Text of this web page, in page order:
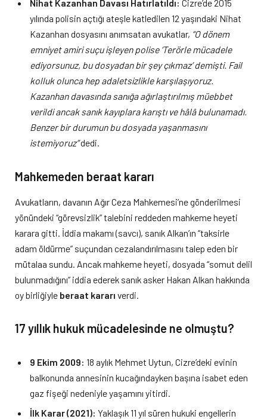
Nihat Kazanhan Davası Hatırlatıldı: Cizre’de 2015
yılında polisin açtığı ateşle katledilen 12 yaşındaki Nihat
Kazanhan dosyasını anımsatan avukatlar, “O dönem
emniyet amiri suçu işleyen polise ‘Terörle mücadele
ediyorsunuz, bu dosyadan bir şey çıkmaz’ demişti. Fail
kolluk olunca hep adaletsizlikle karşılaşıyoruz.
Kazanhan davasında sanığa ağırlaştırılmış müebbet
verildi ancak sanık kayıplara karıştı ve hâlâ bulunamadı.
Benzer bir durumun bu dosyada yaşanmasını
istemiyoruz”dedi.
Mahkemeden beraat kararı
Avukatların, davanın Ağır Ceza Mahkemesi’ne gönderilmesi
yönündeki “görevsizlik” talebini reddeden mahkeme heyeti
karara gitti. İddia makamı (savcı), sanık Alkan’ın “taksirle
adam öldürme” suçundan cezalandırılmasını talep eden bir
mütalaa sundu. Ancak mahkeme heyeti, dosyada “somut delil
bulunmadığını” iddia ederek sanık asker Hakan Alkan hakkında
oy birliğiyle beraat kararı verdi.
17 yıllık hukuk mücadelesinde ne olmuştu?
9 Ekim 2009: 18 aylık Mehmet Uytun, Cizre’deki evinin
balkonunda annesinin kucağındayken başına isabet eden
gaz fişeği nedeniyle yaşamını yitirdi.
İlk Karar (2021): Yaklaşık 11 yıl süren hukuki engellerin